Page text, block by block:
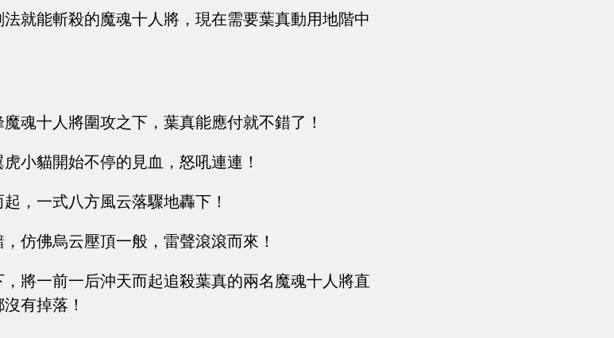
就能斬殺的魔魂十人將，現在需要葉真動用地階中
魂十人將圍攻之下，葉真能應付就不錯了！
小貓開始不停的見血，怒吼連連！
，一式八方風云落驟地轟下！
仿佛烏云壓頂一般，雷聲滾滾而來！
將一前一后沖天而起追殺葉真的兩名魔魂十人將直
有掉落！